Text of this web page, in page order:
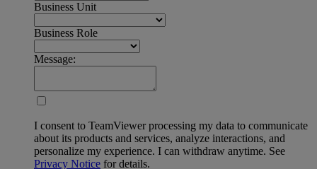
Business Unit
Business Role
Message:
I consent to TeamViewer processing my data to communicate
about its products and services, analyze interactions, and
personalize my experience. I can withdraw anytime. See
Privacy Notice for details.